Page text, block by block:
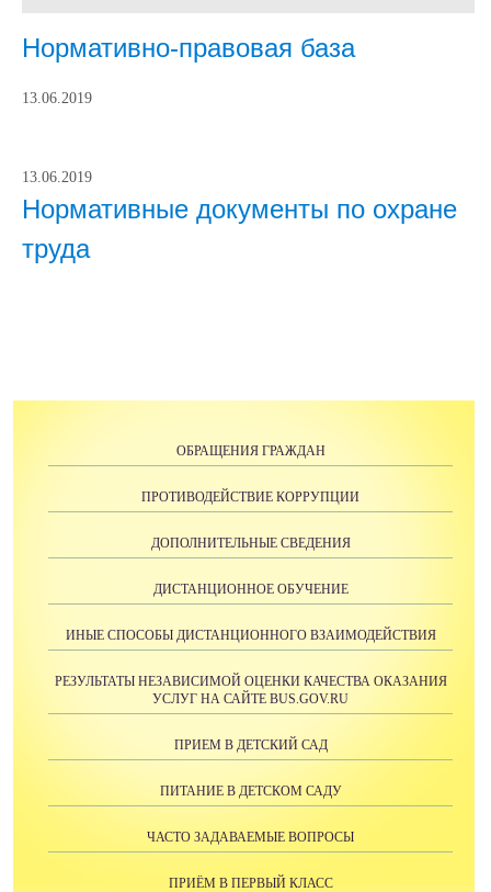
Нормативно-правовая база
13.06.2019
13.06.2019
Нормативные документы по охране
труда
ОБРАЩЕНИЯ ГРАЖДАН
ПРОТИВОДЕЙСТВИЕ КОРРУПЦИИ
ДОПОЛНИТЕЛЬНЫЕ СВЕДЕНИЯ
ДИСТАНЦИОННОЕ ОБУЧЕНИЕ
ИНЫЕ СПОСОБЫ ДИСТАНЦИОННОГО ВЗАИМОДЕЙСТВИЯ
РЕЗУЛЬТАТЫ НЕЗАВИСИМОЙ ОЦЕНКИ КАЧЕСТВА ОКАЗАНИЯ
УСЛУГ НА САЙТE BUS.GOV.RU
ПРИЕМ В ДЕТСКИЙ САД
ПИТАНИЕ В ДЕТСКОМ САДУ
ЧАСТО ЗАДАВАЕМЫЕ ВОПРОСЫ
ПРИЁМ В ПЕРВЫЙ КЛАСС